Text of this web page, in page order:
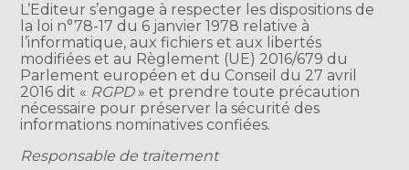
L’Editeur s’engage à respecter les dispositions de
la loi n°78-17 du 6 janvier 1978 relative à
l’informatique, aux fichiers et aux libertés
modifiées et au Règlement (UE) 2016/679 du
Parlement européen et du Conseil du 27 avril
2016 dit « RGPD » et prendre toute précaution
nécessaire pour préserver la sécurité des
informations nominatives confiées.
Responsable de traitement